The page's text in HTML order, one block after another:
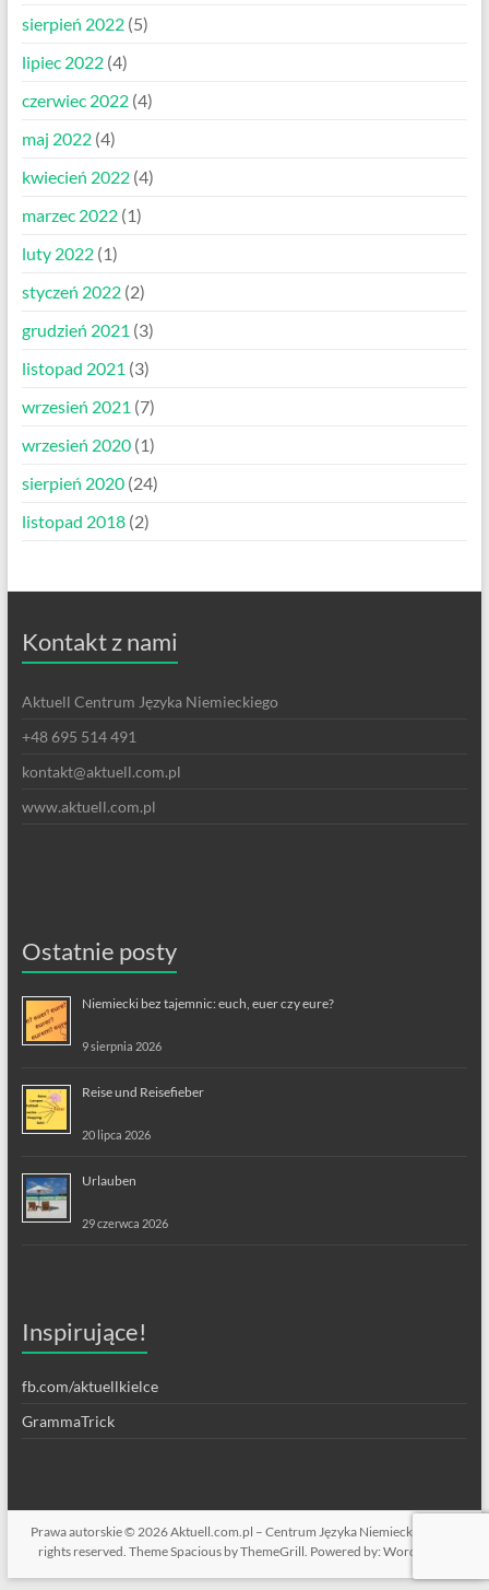
sierpień 2022(5)
lipiec 2022(4)
czerwiec 2022(4)
maj 2022(4)
kwiecień 2022(4)
marzec 2022(1)
luty 2022(1)
styczeń 2022(2)
grudzień 2021 (3)
listopad 2021 (3)
wrzesień 2021 (7)
wrzesień 2020(1)
sierpień 2020(24)
listopad 2018(2)
Kontakt z nami
Aktuell Centrum Języka Niemieckiego
+48 695 514 491
kontakt@aktuell.com.pl
www.aktuell.com.pl
Ostatnie posty
Niemiecki bez tajemnic: euch, euer czy eure?
9 sierpnia 2026
Reise und Reisefieber
20 lipca 2026
Urlauben
29 czerwca 2026
Inspirujące!
fb.com/aktuellkielce
GrammaTrick
Prawa autorskie © 2026Aktuell.com.pl – Centrum Języka Niemieckiego
rights reserved. ThemeSpaciousby ThemeGrill. Powered by: WordPress